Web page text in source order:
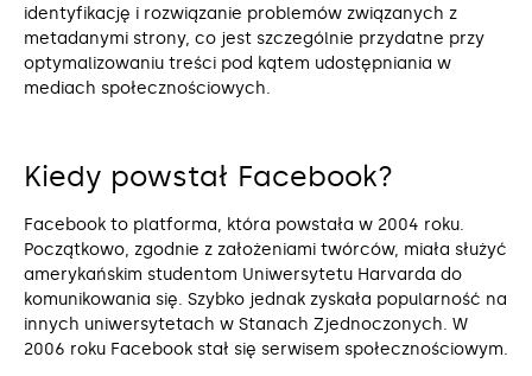
identyfikację i rozwiązanie problemów związanych z
metadanymi strony, co jest szczególnie przydatne przy
optymalizowaniu treści pod kątem udostępniania w
mediach społecznościowych.
Kiedy powstał Facebook?
Facebook to platforma, która powstała w 2004 roku.
Początkowo, zgodnie z założeniami twórców, miała służyć
amerykańskim studentom Uniwersytetu Harvarda do
komunikowania się. Szybko jednak zyskała popularność na
innych uniwersytetach w Stanach Zjednoczonych. W
2006 roku Facebook stał się serwisem społecznościowym.